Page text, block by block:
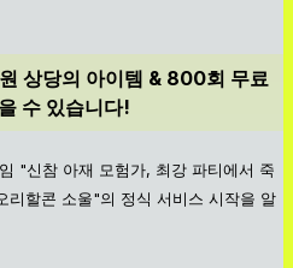
상당의 아이템 & 800회 무료
수 있습니다!
"신참 아재 모험가, 최강 파티에서 죽
리할콘 소울"의 정식 서비스 시작을 알